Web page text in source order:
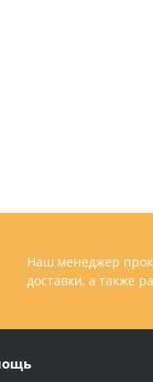
Наш менеджер
доставки, а также